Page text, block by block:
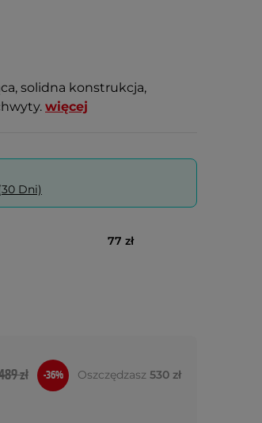
solidna konstrukcja,
więcej
Dni)
77 zł
zł -36% Oszczędzasz 530 zł